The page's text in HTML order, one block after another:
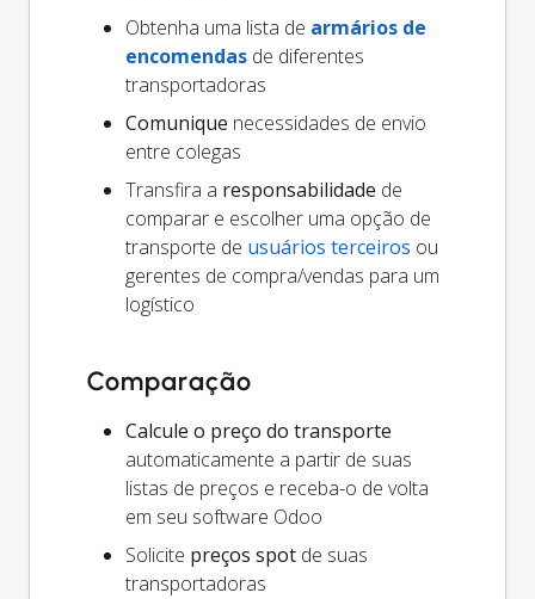
Obtenha uma lista de armários de
encomendas de diferentes
transportadoras
Comunique necessidades de envio
entre colegas
Transfira a responsabilidade de
comparar e escolher uma opção de
transporte de usuários terceiros ou
gerentes de compra/vendas para um
logístico
Comparação
Calcule o preço do transporte
automaticamente a partir de suas
listas de preços e receba-o de volta
em seu software Odoo
Solicite preços spot de suas
transportadoras